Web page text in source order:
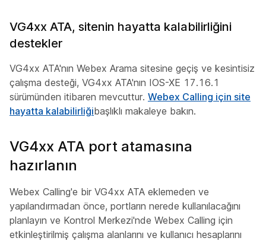
VG4xx ATA, sitenin hayatta kalabilirliğini
destekler
VG4xx ATA'nın Webex Arama sitesine geçiş ve kesintisiz
çalışma desteği, VG4xx ATA'nın IOS-XE 17.16.1
sürümünden itibaren mevcuttur. Webex Calling için site
hayatta kalabilirliğibaşlıklı makaleye bakın.
VG4xx ATA port atamasına
hazırlanın
Webex Calling'e bir VG4xx ATA eklemeden ve
yapılandırmadan önce, portların nerede kullanılacağını
planlayın ve Kontrol Merkezi'nde Webex Calling için
etkinleştirilmiş çalışma alanlarını ve kullanıcı hesaplarını